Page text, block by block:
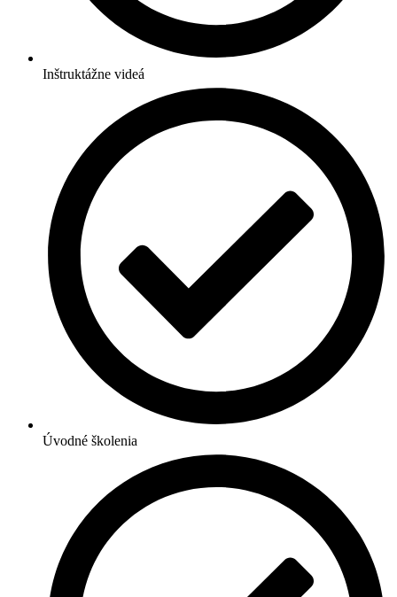
Inštruktážne videá
Úvodné školenia